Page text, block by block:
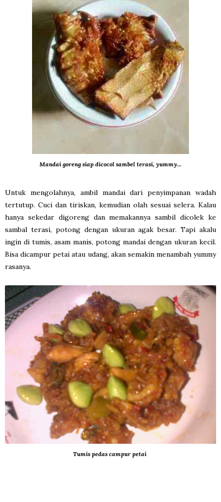
Mandai goreng siap dicocol sambel terasi, yummy...
Untuk mengolahnya, ambil mandai dari penyimpanan wadah
tertutup. Cuci dan tiriskan, kemudian olah sesuai selera. Kalau
hanya sekedar digoreng dan memakannya sambil dicolek ke
sambal terasi, potong dengan ukuran agak besar. Tapi akalu
ingin di tumis, asam manis, potong mandai dengan ukuran kecil.
Bisa dicampur petai atau udang, akan semakin menambah yummy
rasanya.
Tumis pedas campur petai